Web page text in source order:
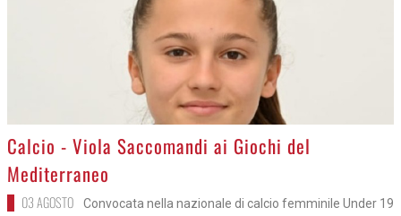
>
Calcio - Viola Saccomandi ai Giochi del
Mediterraneo
03 AGOSTO Convocata nella nazionale di calcio femminile Under 19